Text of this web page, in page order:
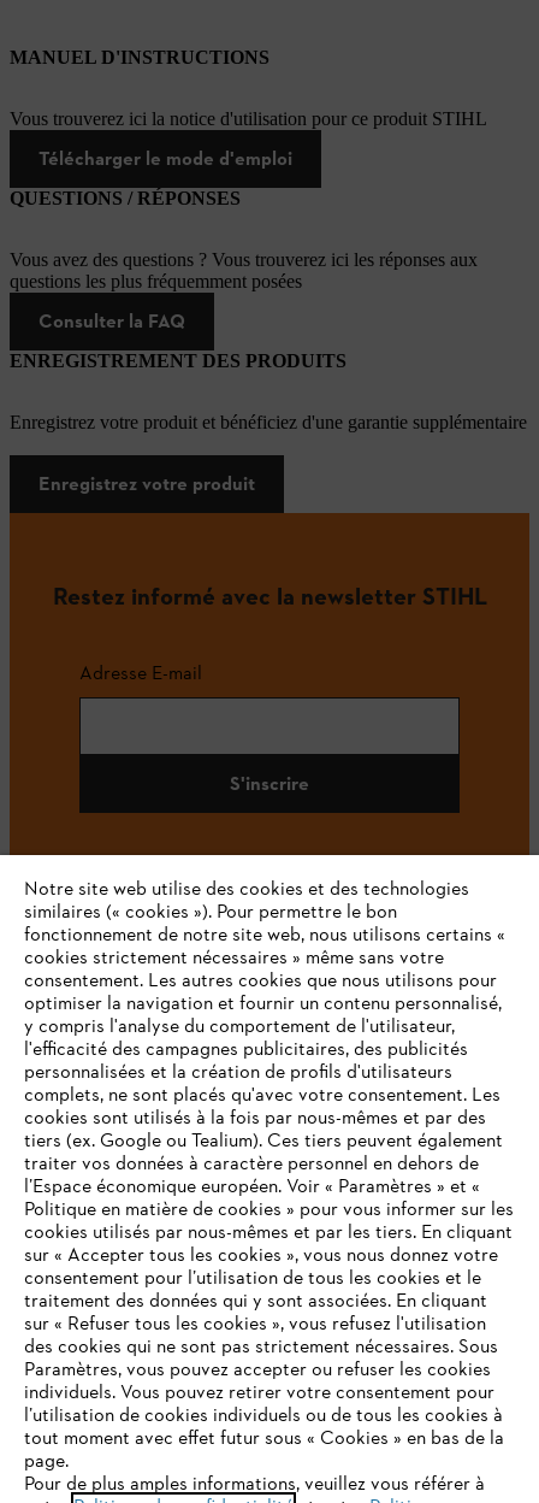
MANUEL D'INSTRUCTIONS
Vous trouverez ici la notice d'utilisation pour ce produit STIHL
Télécharger le mode d'emploi
QUESTIONS / RÉPONSES
Vous avez des questions ? Vous trouverez ici les réponses aux
questions les plus fréquemment posées
Consulter la FAQ
ENREGISTREMENT DES PRODUITS
Enregistrez votre produit et bénéficiez d'une garantie supplémentaire
Enregistrez votre produit
Restez informé avec la newsletter STIHL
Adresse E-mail
S'inscrire
#STIHL
L'Entreprise
STIHL FAQ
Contact
Politique de protection des données
VOTRE NAVIGATEUR INTERNET
N'EST PLUS PRIS EN CHARGE
Vous utilisez un navigateur Internet que nous ne prenons plus
en charge, et certaines fonctionnalités de notre site ne
peuvent fonctionner correctement. Pour une utilisation
optimale de notre site, nous vous recommandons de passer à
Notre site web utilise des cookies et des technologies
similaires (« cookies »). Pour permettre le bon
fonctionnement de notre site web, nous utilisons certains «
cookies strictement nécessaires » même sans votre
consentement. Les autres cookies que nous utilisons pour
optimiser la navigation et fournir un contenu personnalisé,
y compris l'analyse du comportement de l'utilisateur,
l'efficacité des campagnes publicitaires, des publicités
personnalisées et la création de profils d'utilisateurs
complets, ne sont placés qu'avec votre consentement. Les
cookies sont utilisés à la fois par nous-mêmes et par des
tiers (ex. Google ou Tealium). Ces tiers peuvent également
traiter vos données à caractère personnel en dehors de
l’Espace économique européen. Voir « Paramètres » et «
Politique en matière de cookies » pour vous informer sur les
cookies utilisés par nous-mêmes et par les tiers. En cliquant
sur « Accepter tous les cookies », vous nous donnez votre
consentement pour l’utilisation de tous les cookies et le
traitement des données qui y sont associées. En cliquant
sur « Refuser tous les cookies », vous refusez l'utilisation
des cookies qui ne sont pas strictement nécessaires. Sous
Paramètres, vous pouvez accepter ou refuser les cookies
individuels. Vous pouvez retirer votre consentement pour
l’utilisation de cookies individuels ou de tous les cookies à
tout moment avec effet futur sous « Cookies » en bas de la
page.
Pour de plus amples informations, veuillez vous référer à